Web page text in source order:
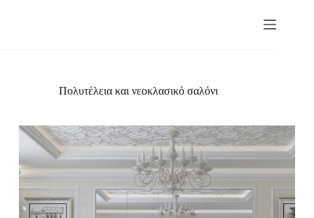
Πολυτέλεια και νεοκλασικό σαλόνι